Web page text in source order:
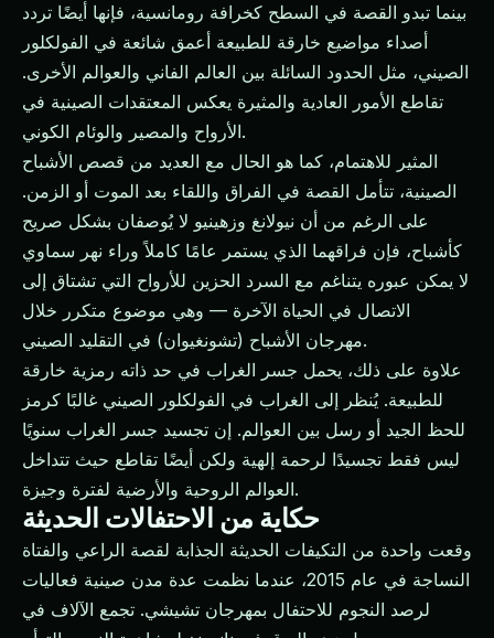
بينما تبدو القصة في السطح كخرافة رومانسية، فإنها أيضًا تردد
أصداء مواضيع خارقة للطبيعة أعمق شائعة في الفولكلور
الصيني، مثل الحدود السائلة بين العالم الفاني والعوالم الأخرى.
تقاطع الأمور العادية والمثيرة يعكس المعتقدات الصينية في
الأرواح والمصير والوئام الكوني.
المثير للاهتمام، كما هو الحال مع العديد من قصص الأشباح
الصينية، تتأمل القصة في الفراق واللقاء بعد الموت أو الزمن.
على الرغم من أن نيولانغ وزهينيو لا يُوصفان بشكل صريح
كأشباح، فإن فراقهما الذي يستمر عامًا كاملاً وراء نهر سماوي
لا يمكن عبوره يتناغم مع السرد الحزين للأرواح التي تشتاق إلى
الاتصال في الحياة الآخرة — وهي موضوع متكرر خلال
مهرجان الأشباح (تشونغيوان) في التقليد الصيني.
علاوة على ذلك، يحمل جسر الغراب في حد ذاته رمزية خارقة
للطبيعة. يُنظر إلى الغراب في الفولكلور الصيني غالبًا كرمز
للحظ الجيد أو رسل بين العوالم. إن تجسيد جسر الغراب سنويًا
ليس فقط تجسيدًا لرحمة إلهية ولكن أيضًا تقاطع حيث تتداخل
العوالم الروحية والأرضية لفترة وجيزة.
حكاية من الاحتفالات الحديثة
وقعت واحدة من التكيفات الحديثة الجذابة لقصة الراعي والفتاة
النساجة في عام 2015، عندما نظمت عدة مدن صينية فعاليات
لرصد النجوم للاحتفال بمهرجان تشيشي. تجمع الآلاف في